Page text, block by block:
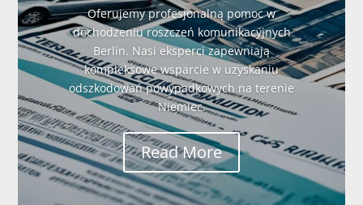
Oferujemy profesjonalną pomoc w
dochodzeniu roszczeń komunikacyjnych
Berlin. Nasi eksperci zapewniają
kompleksowe wsparcie w uzyskaniu
odszkodowań powypadkowych na terenie
Niemiec.
Read More